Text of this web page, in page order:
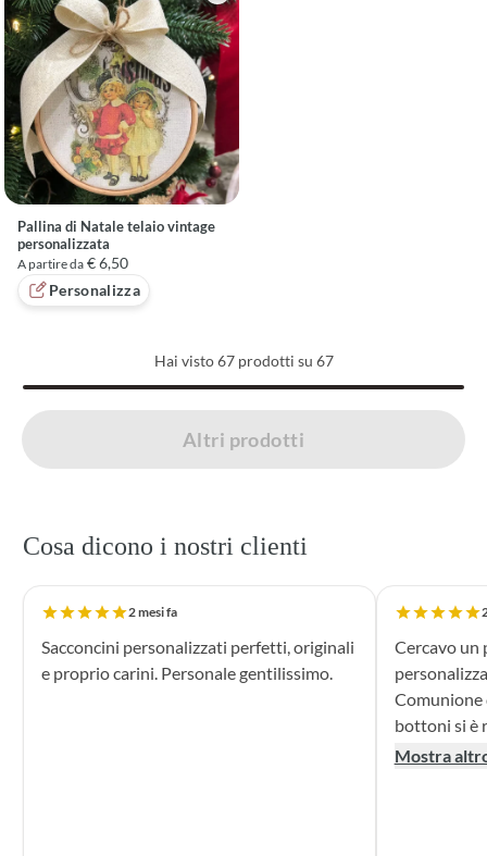
Pallina di Natale telaio vintage
personalizzata
A partire da € 6,50
Personalizza
Hai visto67prodotti su 67
Altri prodotti
Cosa dicono i nostri clienti
2 mesi fa
Sacconcini personalizzati perfetti, originali
e proprio carini. Personale gentilissimo.
Cercavo
Comunione di
bottoni si è
supporto
Mostra